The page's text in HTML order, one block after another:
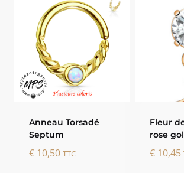
Anneau Torsadé
Septum
€10,50 TTC
Fleur
rose
€10,45